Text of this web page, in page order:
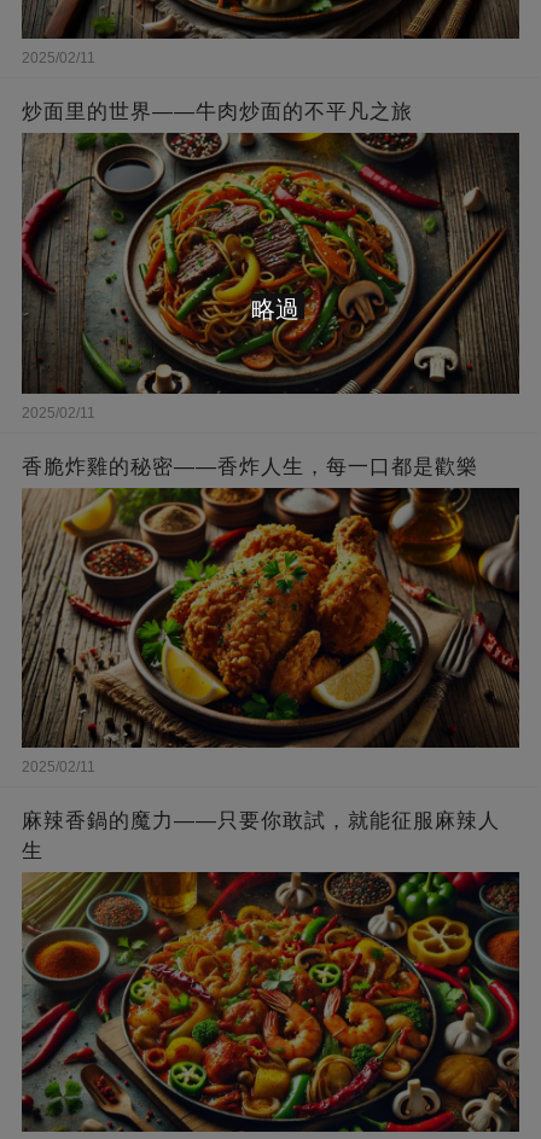
2025/02/11
炒面里的世界——牛肉炒面的不平凡之旅
2025/02/11
香脆炸雞的秘密——香炸人生，每一口都是歡樂
2025/02/11
麻辣香鍋的魔力——只要你敢試，就能征服麻辣人
生
略過